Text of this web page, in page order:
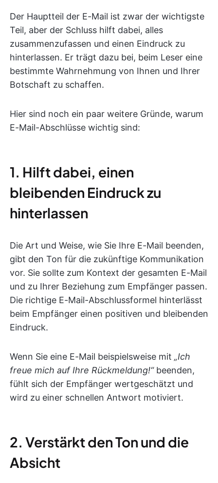
Der Hauptteil der E-Mail ist zwar der wichtigste
Teil, aber der Schluss hilft dabei, alles
zusammenzufassen und einen Eindruck zu
hinterlassen. Er trägt dazu bei, beim Leser eine
bestimmte Wahrnehmung von Ihnen und Ihrer
Botschaft zu schaffen.
Hier sind noch ein paar weitere Gründe, warum
E-Mail-Abschlüsse wichtig sind:
1. Hilft dabei, einen
bleibenden Eindruck zu
hinterlassen
Die Art und Weise, wie Sie Ihre E-Mail beenden,
gibt den Ton für die zukünftige Kommunikation
vor. Sie sollte zum Kontext der gesamten E-Mail
und zu Ihrer Beziehung zum Empfänger passen.
Die richtige E-Mail-Abschlussformel hinterlässt
beim Empfänger einen positiven und bleibenden
Eindruck.
Wenn Sie eine E-Mail beispielsweise mit „Ich
freue mich auf Ihre Rückmeldung!“beenden,
fühlt sich der Empfänger wertgeschätzt und
wird zu einer schnellen Antwort motiviert.
2. Verstärkt den Ton und die
Absicht